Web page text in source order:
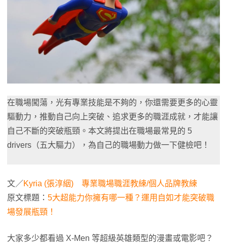
在職場闖蕩，光有專業技能是不夠的，你還需要更多的心靈
驅動力，推動自己向上突破、追求更多的職涯成就，才能讓
自己不斷的突破瓶頸。本文將提出在職場最常見的 5
drivers（五大驅力），為自己的職場動力做一下健檢吧！
文／Kyria (張淳絪)
專業職場職涯教練/個人品牌教練
原文標題： 5大超能力你擁有哪一種？運用自如才能突破職
場發展瓶頸！
大家多少都看過 X-Men 等超級英雄類型的漫畫或電影吧？